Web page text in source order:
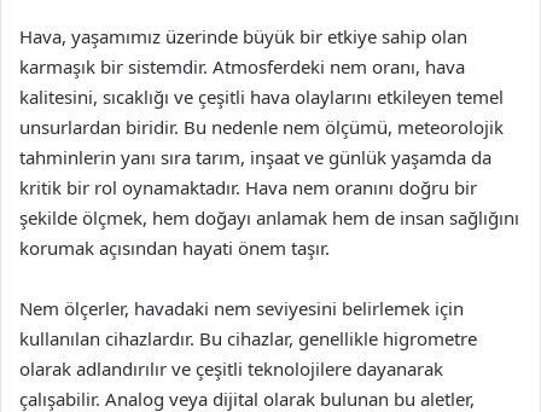
Hava, yaşamımız üzerinde büyük bir etkiye sahip olan
karmaşık bir sistemdir. Atmosferdeki nem oranı, hava
kalitesini, sıcaklığı ve çeşitli hava olaylarını etkileyen temel
unsurlardan biridir. Bu nedenle nem ölçümü, meteorolojik
tahminlerin yanı sıra tarım, inşaat ve günlük yaşamda da
kritik bir rol oynamaktadır. Hava nem oranını doğru bir
şekilde ölçmek, hem doğayı anlamak hem de insan sağlığını
korumak açısından hayati önem taşır.
Nem ölçerler, havadaki nem seviyesini belirlemek için
kullanılan cihazlardır. Bu cihazlar, genellikle higrometre
olarak adlandırılır ve çeşitli teknolojilere dayanarak
çalışabilir. Analog veya dijital olarak bulunan bu aletler,